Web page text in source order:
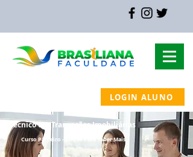
LOGIN ALUNO
CursoParceiro - Clique Para Saber Mais
Técnico em Transações Imobiliárias